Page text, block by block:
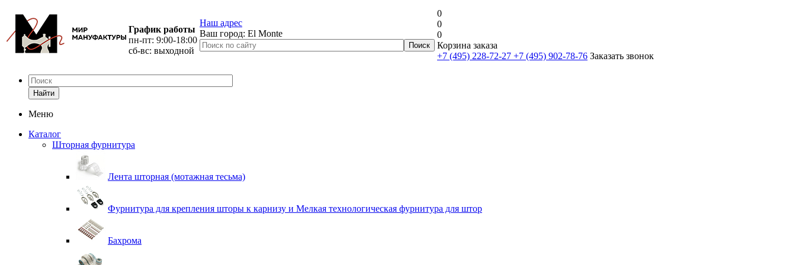
График работы
пн-пт: 9:00-18:00
сб-вс: выходной
Наш адрес
Ваш город: El Monte
0
0
0
Корзина заказа
+7 (495) 228-72-27 +7 (495) 902-78-76 Заказать звонок
Найти
Меню
Каталог
Шторная фурнитура
Лента шторная (мотажная тесьма)
Фурнитура для крепления шторы к карнизу и Мелкая технологическая фурнитура для штор
Бахрома